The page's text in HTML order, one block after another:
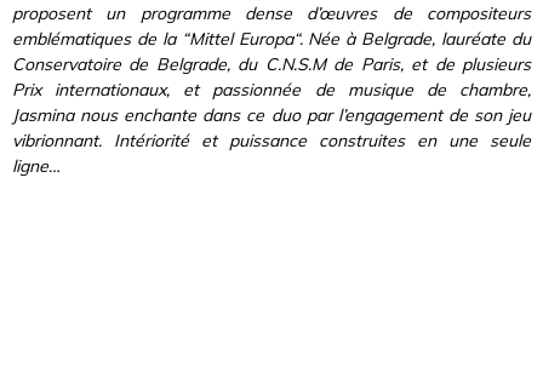
proposent un programme dense d’œuvres de compositeurs
emblématiques de la “Mittel Europa“. Née à Belgrade, lauréate du
Conservatoire de Belgrade, du C.N.S.M de Paris, et de plusieurs
Prix internationaux, et passionnée de musique de chambre,
Jasmina nous enchante dans ce duo par l’engagement de son jeu
vibrionnant. Intériorité et puissance construites en une seule
ligne…